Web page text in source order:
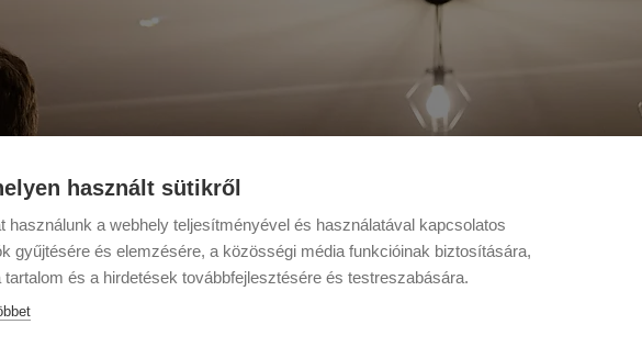
használt sütikről
használunk a webhely teljesítményével és használatával kapcsolatos
gyűjtésére és elemzésére, a közösségi média funkcióinak biztosítására,
tartalom és a hirdetések továbbfejlesztésére és testreszabására.